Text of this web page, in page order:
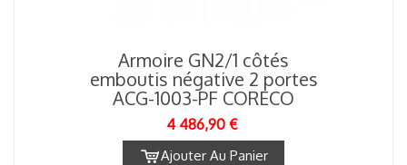
Armoire GN2/1 côtés
emboutis négative 2 portes
ACG-1003-PF CORECO
4 486,90 €
Ajouter Au Panier